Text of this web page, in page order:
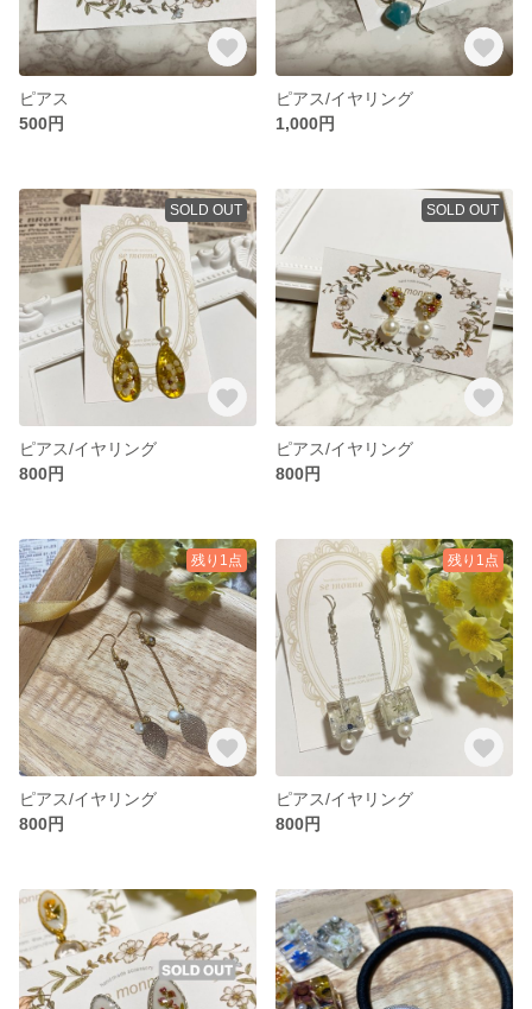
ピアス
500円
ピアス/イヤリング
1,000円
SOLD OUT
ピアス/イヤリング
800円
SOLD OUT
ピアス/イヤリング
800円
残り1点
ピアス/イヤリング
800円
残り1点
ピアス/イヤリング
800円